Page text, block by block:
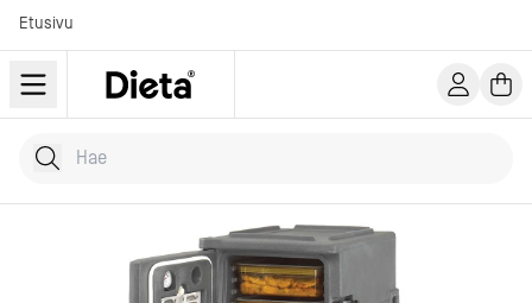
Etusivu
Hae tuotteita
Kirjoita hakusana...